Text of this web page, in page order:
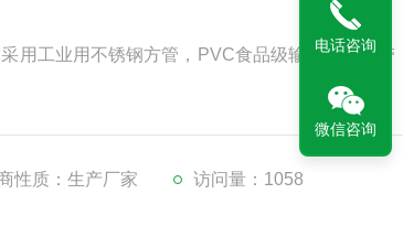
用工业用不锈钢方管，PVC食品级输送材质网带
性质：生产厂家 访问量：1058
电话咨询
微信咨询